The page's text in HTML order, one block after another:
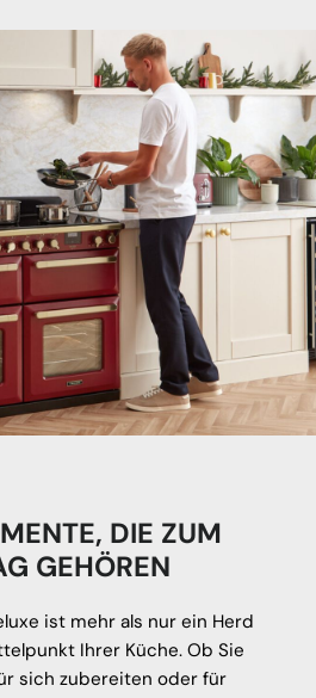
DIE ZUM
GEHÖREN
ist mehr als nur ein Herd
Ihrer Küche. Ob Sie
sich zubereiten oder für